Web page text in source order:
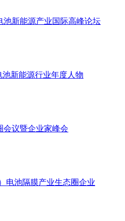
池新能源产业国际高峰论坛
池新能源行业年度人物
会议暨企业家峰会
电池隔膜产业生态圈企业